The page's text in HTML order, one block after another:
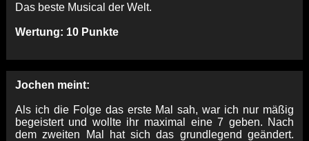
Das beste Musical der Welt.
Wertung: 10 Punkte
Jochen meint:
Als ich die Folge das erste Mal sah, war ich nur mäßig
begeistert und wollte ihr maximal eine 7 geben. Nach
dem zweiten Mal hat sich das grundlegend geändert.